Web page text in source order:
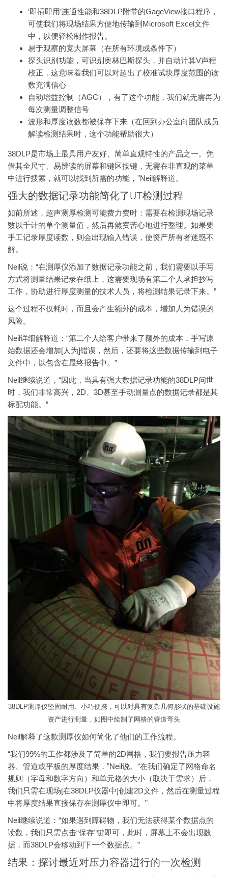
‘即插即用’连通性能和38DLP附带的GageView接口程序，
可使我们将现场结果方便地传输到Microsoft Excel文件
中，以便轻松制作报告。
易于观察的宽大屏幕（在所有环境或条件下）
探头识别功能，可识别奥林巴斯探头，并自动计算V声程
校正，这意味着我们可以对超出了校准试块厚度范围的读
数充满信心
自动增益控制（AGC），有了这个功能，我们就无需再为
每次测量调整信号
波形和厚度读数都被保存下来（在回到办公室向团队成员
解读检测结果时，这个功能帮助很大）
38DLP是市场上最具用户友好、简单直观特性的产品之一。凭
借其全尺寸、易辨读的屏幕和键区按键，无需在非直观的菜单
中进行搜索，就可以找到所需的功能，”Neil解释道。
强大的数据记录功能简化了UT检测过程
如前所述，超声测厚检测可能费力费时：需要在检测现场记录
数以千计的单个测量值，然后再煞费苦心地进行整理。如果要
手工记录厚度读数，则会出现输入错误，使资产所有者迷惑不
解。
Neil说：“在测厚仪添加了数据记录功能之前，我们需要以手写
方式将测量结果记录在纸上，这需要现场有第二个人承担抄写
工作，协助进行厚度测量的技术人员，将检测结果记录下来。”
这个过程不仅耗时，而且会产生额外的成本，增加人为错误的
风险。
Neil详细解释道：“第二个人给客户带来了额外的成本，手写原
始数据还会增加[人为]错误，然后，还要将这些数据传输到电子
文件中，以包含在最终报告中。”
Neil继续说道，“因此，当具有强大数据记录功能的38DLP问世
时，我们非常高兴，2D、3D甚至手动测量点的数据记录都是其
标配功能。”
38DLP测厚仪坚固耐用、小巧便携，可以对具有复杂几何形状的基础设施
资产进行测量，如图中绘制了网格的管道弯头
Neil解释了这款测厚仪如何简化了他们的工作流程。
“我们99%的工作都涉及了简单的2D网格，我们要报告压力容
器、管道或平板的厚度结果，”Neil说。“在我们确定了网格命名
规则（字母和数字方向）和单元格的大小（取决于需求）后，
我们只需在现场[在38DLP仪器中]创建2D文件，然后在测量过程
中将厚度结果直接保存在测厚仪中即可。”
Neil继续说道：“如果遇到障碍物，我们无法获得某个数据点的
读数，我们只需点击“保存”键即可，此时，屏幕上不会出现数
据，而38DLP会移动到下一个数据点。”
结果：探讨最近对压力容器进行的一次检测